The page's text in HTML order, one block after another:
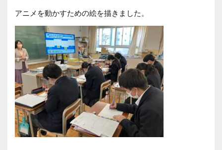
アニメを動かすための絵を描きました。